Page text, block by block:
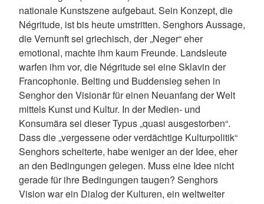
nationale Kunstszene aufgebaut. Sein Konzept, die
Négritude, ist bis heute umstritten. Senghors Aussage,
die Vernunft sei griechisch, der „Neger“ eher
emotional, machte ihm kaum Freunde. Landsleute
warfen ihm vor, die Négritude sei eine Sklavin der
Francophonie. Belting und Buddensieg sehen in
Senghor den Visionär für einen Neuanfang der Welt
mittels Kunst und Kultur. In der Medien- und
Konsumära sei dieser Typus „quasi ausgestorben“.
Dass die „vergessene oder verdächtige Kulturpolitik“
Senghors scheiterte, habe weniger an der Idee, eher
an den Bedingungen gelegen. Muss eine Idee nicht
gerade für ihre Bedingungen taugen? Senghors
Vision war ein Dialog der Kulturen, ein weltweiter